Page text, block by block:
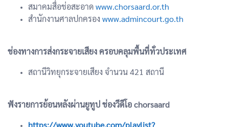
สมาคมสื่อช่อสะอาดwww.chorsaard.or.th
สำนักงานศาลปกครอง www.admincourt.go.th
ช่องทางการส่งกระจายเสียง ครอบคลุมพื้นที่ทั่วประเทศ
สถานีวิทยุกระจายเสียง จำนวน 421 สถานี
ฟังรายการย้อนหลังผ่านยูทูป ช่องวีดีโอ chorsaard
https://www.youtube.com/playlist?